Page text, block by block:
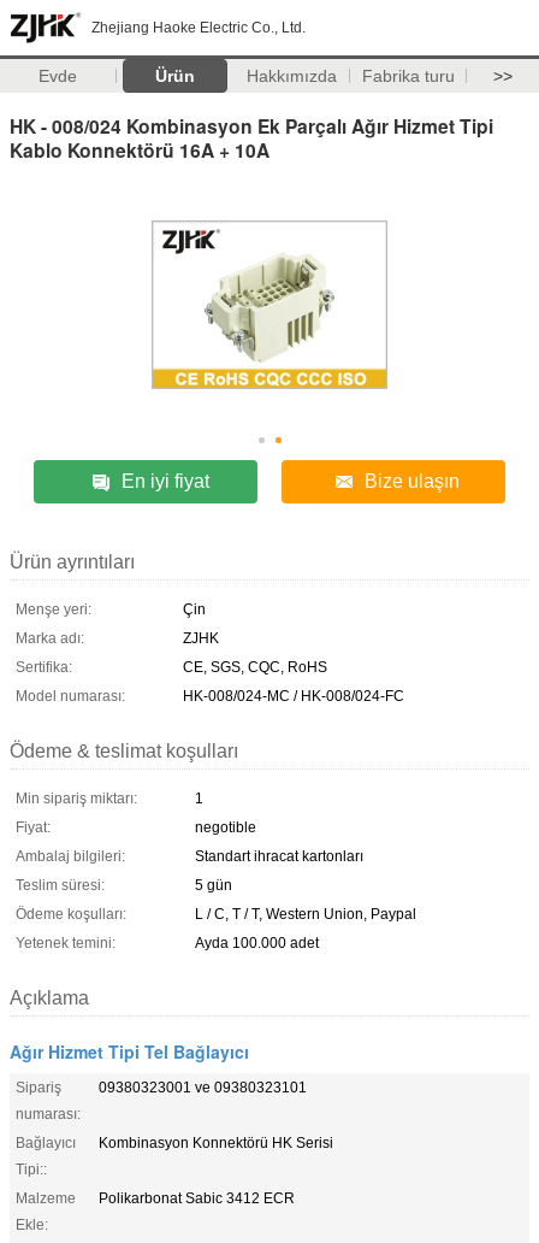
Zhejiang Haoke Electric Co., Ltd.
Evde Ürün Hakkımızda Fabrika turu >>
HK - 008/024 Kombinasyon Ek Parçalı Ağır Hizmet Tipi
Kablo Konnektörü 16A + 10A
En iyi fiyat Bize ulaşın
Ürün ayrıntıları
Menşe yeri:
Çin
Marka adı:
ZJHK
Sertifika:
CE, SGS, CQC, RoHS
Model numarası:
HK-008/024-MC / HK-008/024-FC
Ödeme & teslimat koşulları
Min sipariş miktarı:
1
Fiyat:
negotible
Ambalaj bilgileri:
Standart ihracat kartonları
Teslim süresi:
5 gün
Ödeme koşulları:
L / C, T / T, Western Union, Paypal
Yetenek temini:
Ayda 100.000 adet
Açıklama
Ağır Hizmet Tipi Tel Bağlayıcı
Sipariş
numarası:
09380323001 ve 09380323101
Bağlayıcı
Tipi::
Kombinasyon Konnektörü HK Serisi
Malzeme
Ekle:
Polikarbonat Sabic 3412 ECR